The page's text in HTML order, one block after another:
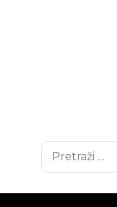
Pretraži: